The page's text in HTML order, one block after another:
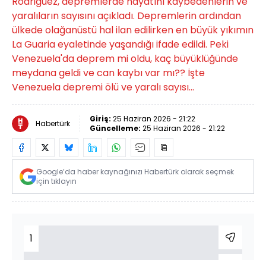
yaralıların sayısını açıkladı. Depremlerin ardından
ülkede olağanüstü hal ilan edilirken en büyük yıkımın
La Guaria eyaletinde yaşandığı ifade edildi. Peki
Venezuela'da deprem mi oldu, kaç büyüklüğünde
meydana geldi ve can kaybı var mı?? İşte
Venezuela depremi ölü ve yaralı sayısı...
Habertürk Giriş: 25 Haziran 2026 - 21:22
Güncelleme: 25 Haziran 2026 - 21:22
Google’da haber kaynağınızı Habertürk olarak seçmek
için tıklayın
1